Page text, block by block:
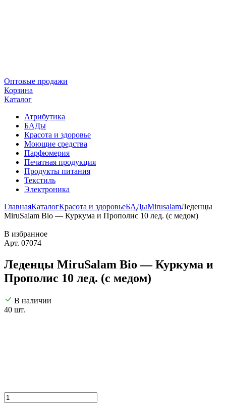
Оптовые продажи
Корзина
Каталог
Атрибутика
БАДы
Красота и здоровье
Моющие средства
Парфюмерия
Печатная продукция
Продукты питания
Текстиль
Электроника
ГлавнаяКаталогКрасота и здоровьеБАДыMirusalamЛеденцы
MiruSalam Bio — Куркума и Прополис 10 лед. (с медом)
В избранное
Арт. 07074
Леденцы MiruSalam Bio — Куркума и
Прополис 10 лед. (с медом)
В наличии
40 шт.